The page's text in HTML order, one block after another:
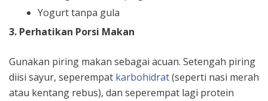
Yogurt tanpa gula
3. Perhatikan Porsi Makan
Gunakan piring makan sebagai acuan. Setengah piring
diisi sayur, seperempat karbohidrat(seperti nasi merah
atau kentang rebus), dan seperempat lagi protein